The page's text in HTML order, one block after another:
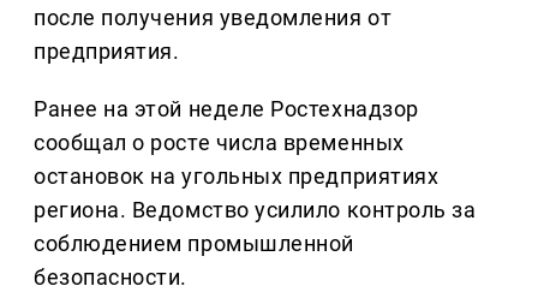
после получения уведомления от
предприятия.
Ранее на этой неделе Ростехнадзор
сообщал о росте числа временных
остановок на угольных предприятиях
региона. Ведомство усилило контроль за
соблюдением промышленной
безопасности.